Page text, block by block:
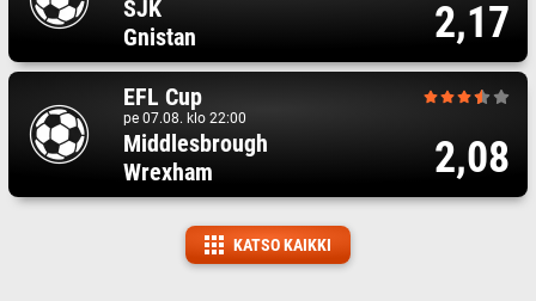
SJK
Gnistan
2,17
EFL Cup
pe 07.08. klo 22:00
Middlesbrough
Wrexham
2,08
KATSO KAIKKI